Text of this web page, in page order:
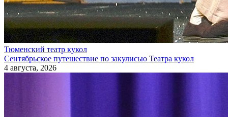
Тюменский театр кукол
Сентябрьское путешествие по закулисью Театра кукол
4 августа, 2026